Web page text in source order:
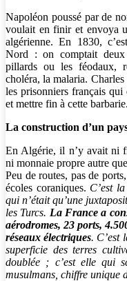
Napoléon poussé par de
voulait en finir et envoya
algérienne. En 1830,
Nord : on comptait deux
pillards ou les féodaux,
choléra, la malaria.
les prisonniers français qui
et mettre fin à cette barbarie.
La construction d’un
En Algérie, il n’y avait ni
ni monnaie propre autre
Peu de routes, pas de
écoles coraniques. C’est
qui n’était qu’une
les Turcs. La France a
aérodromes, 23 ports,
réseaux électriques. C’est
superficie des terres
doublée ; c’est elle qui
musulmans, chiffre unique